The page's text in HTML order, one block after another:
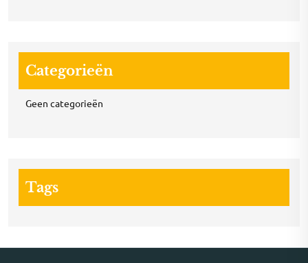
Categorieën
Geen categorieën
Tags